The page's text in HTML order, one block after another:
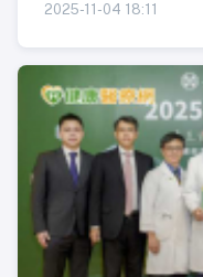
2025-11-04 18:11